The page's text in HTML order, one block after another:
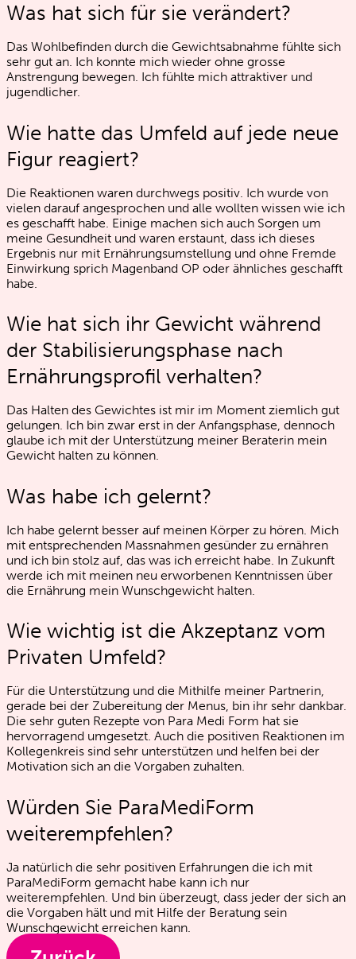
Was hat sich für sie verändert?
Das Wohlbefinden durch die Gewichtsabnahme fühlte sich
sehr gut an. Ich konnte mich wieder ohne grosse
Anstrengung bewegen. Ich fühlte mich attraktiver und
jugendlicher.
Wie hatte das Umfeld auf jede neue
Figur reagiert?
Die Reaktionen waren durchwegs positiv. Ich wurde von
vielen darauf angesprochen und alle wollten wissen wie ich
es geschafft habe. Einige machen sich auch Sorgen um
meine Gesundheit und waren erstaunt, dass ich dieses
Ergebnis nur mit Ernährungsumstellung und ohne Fremde
Einwirkung sprich Magenband OP oder ähnliches geschafft
habe.
Wie hat sich ihr Gewicht während
der Stabilisierungsphase nach
Ernährungsprofil verhalten?
Das Halten des Gewichtes ist mir im Moment ziemlich gut
gelungen. Ich bin zwar erst in der Anfangsphase, dennoch
glaube ich mit der Unterstützung meiner Beraterin mein
Gewicht halten zu können.
Was habe ich gelernt?
Ich habe gelernt besser auf meinen Körper zu hören. Mich
mit entsprechenden Massnahmen gesünder zu ernähren
und ich bin stolz auf, das was ich erreicht habe. In Zukunft
werde ich mit meinen neu erworbenen Kenntnissen über
die Ernährung mein Wunschgewicht halten.
Wie wichtig ist die Akzeptanz vom
Privaten Umfeld?
Für die Unterstützung und die Mithilfe meiner Partnerin,
gerade bei der Zubereitung der Menus, bin ihr sehr dankbar.
Die sehr guten Rezepte von Para Medi Form hat sie
hervorragend umgesetzt. Auch die positiven Reaktionen im
Kollegenkreis sind sehr unterstützen und helfen bei der
Motivation sich an die Vorgaben zuhalten.
Würden Sie ParaMediForm
weiterempfehlen?
Ja natürlich die sehr positiven Erfahrungen die ich mit
ParaMediForm gemacht habe kann ich nur
weiterempfehlen. Und bin überzeugt, dass jeder der sich an
die Vorgaben hält und mit Hilfe der Beratung sein
Wunschgewicht erreichen kann.